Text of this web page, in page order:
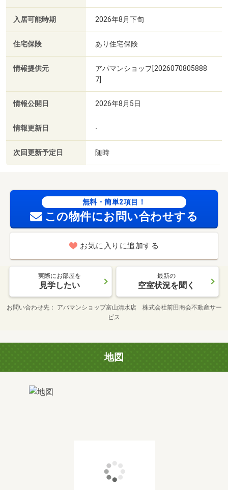
入居可能時期 2026年8月下旬
住宅保険 あり住宅保険
情報提供元
アパマンショップ[2026070805888
7]
情報公開日 2026年8月5日
情報更新日 -
次回更新予定日 随時
無料・簡単2項目！
この物件にお問い合わせする
お気に入りに追加する
実際にお部屋を
見学したい
最新の
空室状況を聞く
お問い合わせ先
アパマンショップ富山清水店 株式会社前田商会不動産サー
ビス
地図